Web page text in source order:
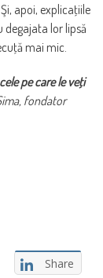
apoi, explicaţiile
degajata lor lipsă
mai mic.
pe care le veţi
fondator
Share